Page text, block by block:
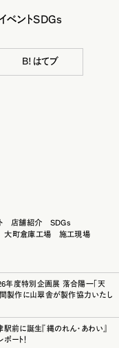
ベントSDGs
B!はてブ
店舗紹介
SDGs
大町倉庫工場 施工現場
年度特別企画展 落合陽一「天
間製作に山翠舎が製作協力いたし
駅前に誕生『縄のれん・あわい』
ート！